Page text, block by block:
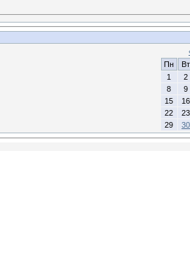
Пн
Вт
1
2
8
9
15
16
22
23
29
30